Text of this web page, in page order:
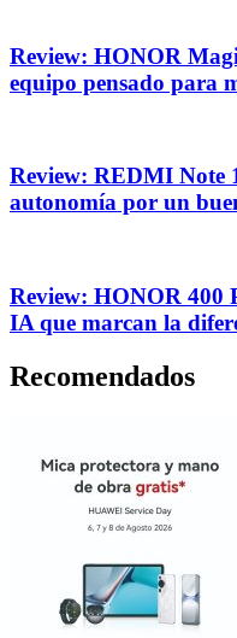
Review: HONOR
equipo pensado para
Review: REDMI Note
autonomía por un
Review: HONOR 400
IA que marcan la
Recomendados